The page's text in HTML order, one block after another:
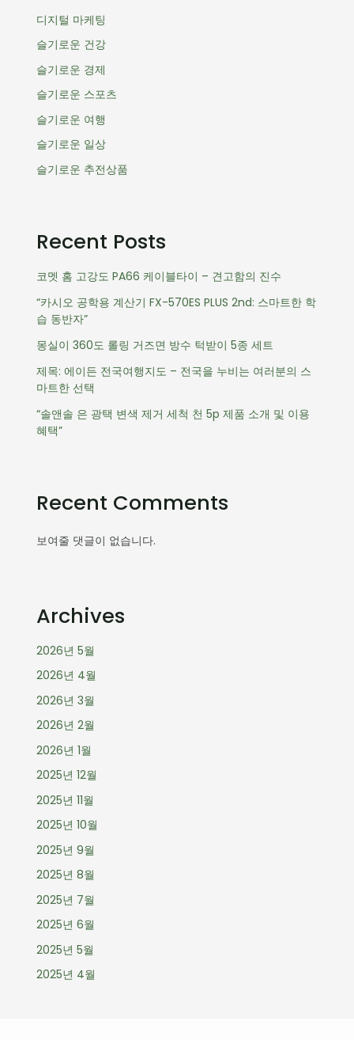
디지털 마케팅
슬기로운 건강
슬기로운 경제
슬기로운 스포츠
슬기로운 여행
슬기로운 일상
슬기로운 추전상품
Recent Posts
코멧 홈 고강도 PA66 케이블타이 – 견고함의 진수
“카시오 공학용 계산기 FX-570ES PLUS 2nd: 스마트한 학
습 동반자”
몽실이 360도 롤링 거즈면 방수 턱받이 5종 세트
제목: 에이든 전국여행지도 – 전국을 누비는 여러분의 스
마트한 선택
“솔앤솔 은 광택 변색 제거 세척 천 5p 제품 소개 및 이용
혜택”
Recent Comments
보여줄 댓글이 없습니다.
Archives
2026년 5월
2026년 4월
2026년 3월
2026년 2월
2026년 1월
2025년 12월
2025년 11월
2025년 10월
2025년 9월
2025년 8월
2025년 7월
2025년 6월
2025년 5월
2025년 4월